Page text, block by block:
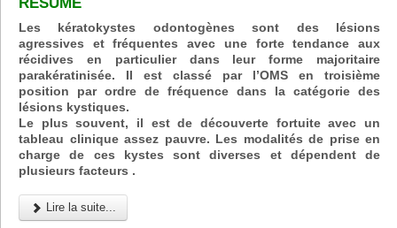
Les kératokystes odontogènes sont des lésions
agressives et fréquentes avec une forte tendance aux
récidives en particulier dans leur forme majoritaire
parakératinisée. Il est classé par l’OMS en troisième
position par ordre de fréquence dans la catégorie des
lésions kystiques.
Le plus souvent, il est de découverte fortuite avec un
tableau clinique assez pauvre. Les modalités de prise en
charge de ces kystes sont diverses et dépendent de
plusieurs facteurs .
Lire la suite...